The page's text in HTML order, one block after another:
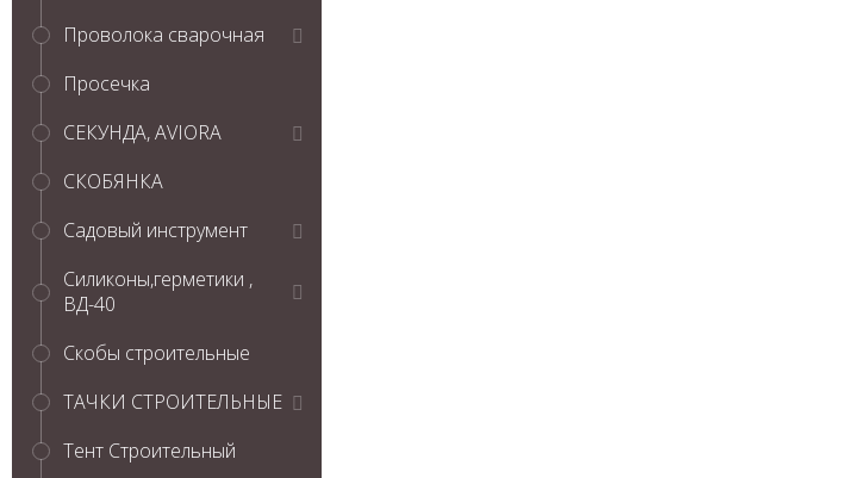
Проволока сварочная
Просечка
СЕКУНДА, AVIORA
СКОБЯНКА
Садовый инструмент
Силиконы,герметики ,
ВД-40
Скобы строительные
ТАЧКИ СТРОИТЕЛЬНЫЕ
Тент Строительный